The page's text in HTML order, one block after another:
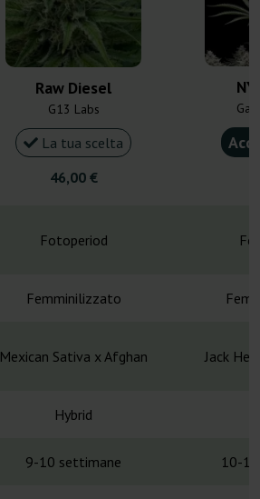
Raw Diesel
G13 Labs
La tua scelta
46,00 €
Fotoperiod
Femminilizzato
Mexican Sativa x Afghan Jack
Hybrid
9-10 settimane 10-